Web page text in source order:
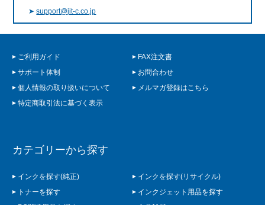
➤support@jit-c.co.jp
ご利用ガイド
FAX注文書
サポート体制
お問合わせ
個人情報の取り扱いについて
メルマガ登録はこちら
特定商取引法に基づく表示
カテゴリーから探す
インクを探す(純正)
インクを探す(リサイクル)
トナーを探す
インクジェット用品を探す